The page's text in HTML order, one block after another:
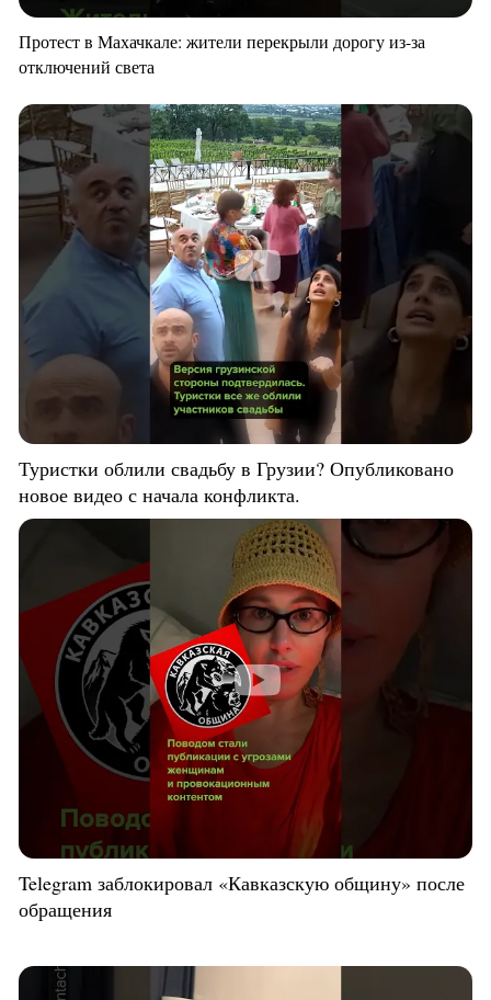
Протест в Махачкале: жители перекрыли дорогу из-за
отключений света
Туристки облили свадьбу в Грузии? Опубликовано
новое видео с начала конфликта.
Telegram заблокировал «Кавказскую общину» после
обращения